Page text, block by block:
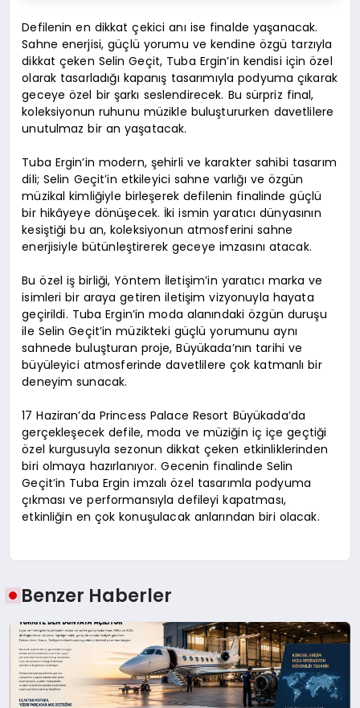
Defilenin en dikkat çekici anı ise finalde yaşanacak.
Sahne enerjisi, güçlü yorumu ve kendine özgü tarzıyla
dikkat çeken Selin Geçit, Tuba Ergin’in kendisi için özel
olarak tasarladığı kapanış tasarımıyla podyuma çıkarak
geceye özel bir şarkı seslendirecek. Bu sürpriz final,
koleksiyonun ruhunu müzikle buluştururken davetlilere
unutulmaz bir an yaşatacak.
Tuba Ergin’in modern, şehirli ve karakter sahibi tasarım
dili; Selin Geçit’in etkileyici sahne varlığı ve özgün
müzikal kimliğiyle birleşerek defilenin finalinde güçlü
bir hikâyeye dönüşecek. İki ismin yaratıcı dünyasının
kesiştiği bu an, koleksiyonun atmosferini sahne
enerjisiyle bütünleştirerek geceye imzasını atacak.
Bu özel iş birliği, Yöntem İletişim’in yaratıcı marka ve
isimleri bir araya getiren iletişim vizyonuyla hayata
geçirildi. Tuba Ergin’in moda alanındaki özgün duruşu
ile Selin Geçit’in müzikteki güçlü yorumunu aynı
sahnede buluşturan proje, Büyükada’nın tarihi ve
büyüleyici atmosferinde davetlilere çok katmanlı bir
deneyim sunacak.
17 Haziran’da Princess Palace Resort Büyükada’da
gerçekleşecek defile, moda ve müziğin iç içe geçtiği
özel kurgusuyla sezonun dikkat çeken etkinliklerinden
biri olmaya hazırlanıyor. Gecenin finalinde Selin
Geçit’in Tuba Ergin imzalı özel tasarımla podyuma
çıkması ve performansıyla defileyi kapatması,
etkinliğin en çok konuşulacak anlarından biri olacak.
Benzer Haberler